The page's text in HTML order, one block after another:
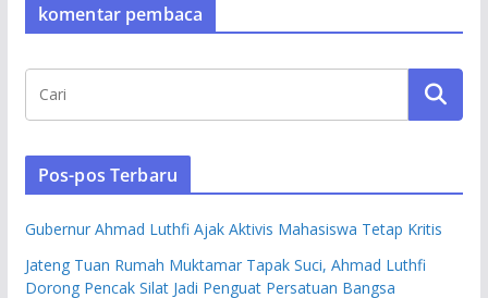
komentar pembaca
Pos-pos Terbaru
Gubernur Ahmad Luthfi Ajak Aktivis Mahasiswa Tetap Kritis
Jateng Tuan Rumah Muktamar Tapak Suci, Ahmad Luthfi
Dorong Pencak Silat Jadi Penguat Persatuan Bangsa